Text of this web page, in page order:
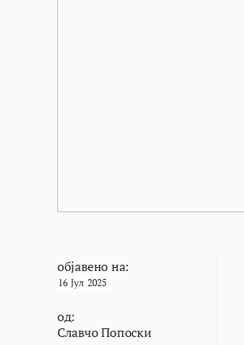
објавено на:
16 Јул 2025
од:
Славчо Попоски